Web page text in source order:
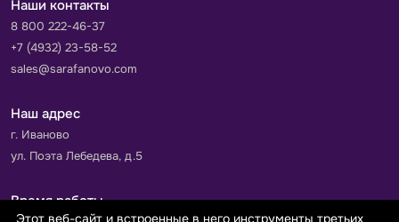
Наши контакты
8 800 222-46-37
+7 (4932) 23-58-52
sales@sarafanovo.com
Наш адрес
г. Иваново
ул. Поэта Лебедева, д.5
Время работы
Этот веб-сайт и встроенные в него инструменты третьих